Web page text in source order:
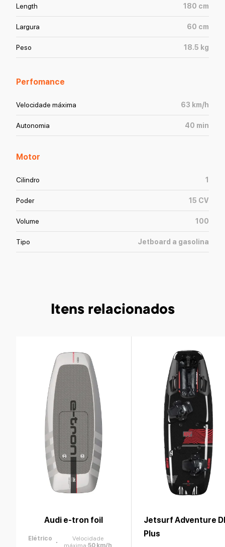
Length 180 cm
Largura 60 cm
Peso 18.5 kg
Perfomance
Velocidade máxima 63 km/h
Autonomia 40 min
Motor
Cilindro 1
Poder 15 CV
Volume 100
Tipo Jetboard a gasolina
Itens relacionados
Audi e-tron foil
Elétrico
Velocidade
máxima:50 km/h
Jetsurf Adventure
Plus